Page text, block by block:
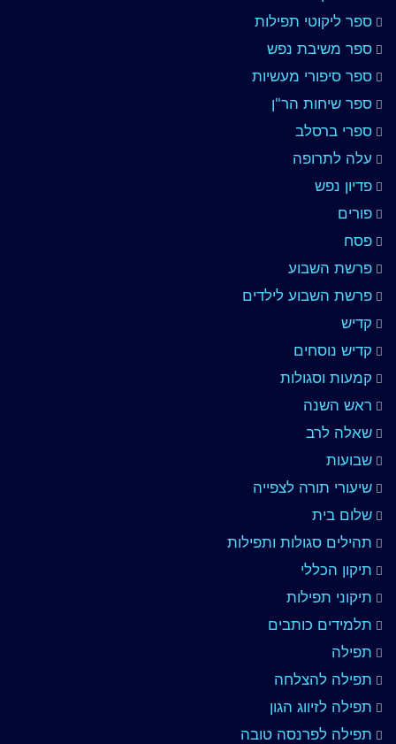
ספר ליקוטי תפילות
ספר משיבת נפש
ספר סיפורי מעשיות
ספר שיחות הר"ן
ספרי ברסלב
עלה לתרופה
פדיון נפש
פורים
פסח
פרשת השבוע
פרשת השבוע לילדים
קדיש
קדיש נוסחים
קמעות וסגולות
ראש השנה
שאלה לרב
שבועות
שיעורי תורה לצפייה
שלום בית
תהילים סגולות ותפילות
תיקון הכללי
תיקוני תפילות
תלמידים כותבים
תפילה
תפילה להצלחה
תפילה לזיווג הגון
תפילה לפרנסה טובה